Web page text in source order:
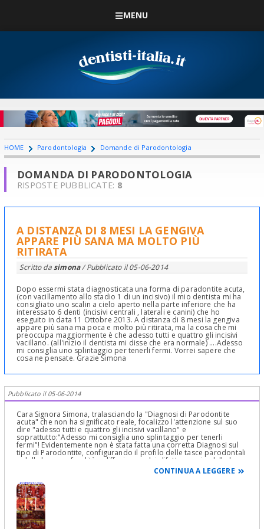
MENU
HOME Parodontologia Domande di Parodontologia
DOMANDA DI PARODONTOLOGIA
RISPOSTE PUBBLICATE: 8
A DISTANZA DI 8 MESI LA GENGIVA
APPARE PIÙ SANA MA MOLTO PIÙ
RITIRATA
Scritto dasimona/ Pubblicato il05-06-2014
Dopo essermi stata diagnosticata una forma di paradontite acuta,
(con vacillamento allo stadio 1 di un incisivo) il mio dentista mi ha
consigliato uno scalin a cielo aperto nella parte inferiore che ha
interessato 6 denti (incisivi centrali , laterali e canini) che ho
eseguito in data 11 Ottobre 2013. A distanza di 8 mesi la gengiva
appare più sana ma poca e molto più ritirata, ma la cosa che mi
preoccupa maggiormente è che adesso tutti e quattro gli incisivi
vacillano. (all'inizio il dentista mi disse che era normale) ....Adesso
mi consiglia uno splintaggio per tenerli fermi. Vorrei sapere che
cosa ne pensate. Grazie Simona
Pubblicato il 05-06-2014
Cara Signora Simona, tralasciando la "Diagnosi di Parodontite
acuta" che non ha significato reale, focalizzo l'attenzione sul suo
dire "adesso tutti e quattro gli incisivi vacillano" e
soprattutto:"Adesso mi consiglia uno splintaggio per tenerli
fermi"! Evidentemente non è stata fatta una corretta Diagnosi sul
tipo di Parodontite, configurando il profilo delle tasce parodontali
e della loro profondità e diffusione e dei difetto ossei e delle loro
pareti residue, se ad una, ue, tre, quattro pareti semplici o
complesse e della mobilità di primo, secondo o terzo grado, dei
denti e non è stata emessa una Prognosi e soprattutto non è stata
pianificata la corretta Terapia Parodontale! La Parodontologia non
si inventa e non si improvvisa! Mi scuso col suo Dentista, che
sicuramente avrà fatto la diagnosi giusta di stadio terminale e
magari non è il suo Dentista storico e non ha potuto seguire quindi
la malattia dall'inizio, mi scuso dicevo se parlo così apertamente
CONTINUA A LEGGERE